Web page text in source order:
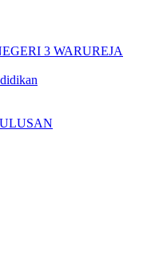
3 WARUREJA